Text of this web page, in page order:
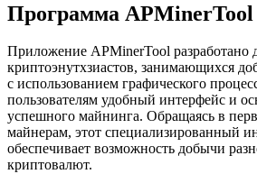
Программа APMinerTool
Приложение APMinerTool разработано
криптоэнутхзиастов, занимающихся
с использованием графического
пользователям удобный интерфейс и
успешного майнинга. Обращаясь в
майнерам, этот специализированный
обеспечивает возможность добычи
криптовалют.